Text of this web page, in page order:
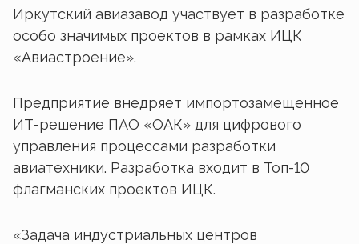
Иркутский авиазавод участвует в разработке
особо значимых проектов в рамках ИЦК
«Авиастроение».
Предприятие внедряет импортозамещенное
ИТ-решение ПАО «ОАК» для цифрового
управления процессами разработки
авиатехники. Разработка входит в Топ-10
флагманских проектов ИЦК.
«Задача индустриальных центров